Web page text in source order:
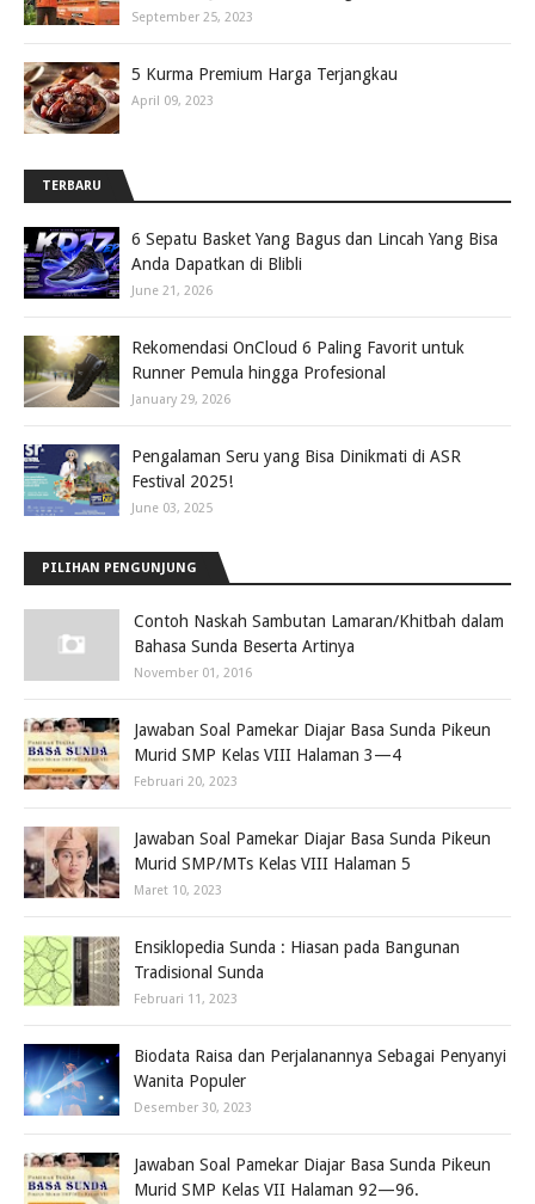
September 25, 2023
5 Kurma Premium Harga Terjangkau
April 09, 2023
TERBARU
6 Sepatu Basket Yang Bagus dan Lincah Yang Bisa
Anda Dapatkan di Blibli
June 21, 2026
Rekomendasi OnCloud 6 Paling Favorit untuk
Runner Pemula hingga Profesional
January 29, 2026
Pengalaman Seru yang Bisa Dinikmati di ASR
Festival 2025!
June 03, 2025
PILIHAN PENGUNJUNG
Contoh Naskah Sambutan Lamaran/Khitbah dalam
Bahasa Sunda Beserta Artinya
November 01, 2016
Jawaban Soal Pamekar Diajar Basa Sunda Pikeun
Murid SMP Kelas VIII Halaman 3—4
Februari 20, 2023
Jawaban Soal Pamekar Diajar Basa Sunda Pikeun
Murid SMP/MTs Kelas VIII Halaman 5
Maret 10, 2023
Ensiklopedia Sunda : Hiasan pada Bangunan
Tradisional Sunda
Februari 11, 2023
Biodata Raisa dan Perjalanannya Sebagai Penyanyi
Wanita Populer
Desember 30, 2023
Jawaban Soal Pamekar Diajar Basa Sunda Pikeun
Murid SMP Kelas VII Halaman 92—96.